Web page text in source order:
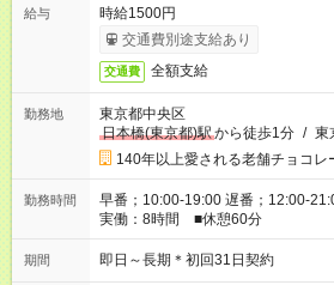
給与
時給1500円
交通費別途支給あり
交通費 全額支給
勤務地
東京都中央区
日本橋(東京都)駅から徒歩1分 / 東
140年以上愛される老舗チョコ
勤務時間
早番；10:00-19:00 遅番；12:00-
実働：8時間 ■休憩60分
期間 即日～長期＊初回31日契約